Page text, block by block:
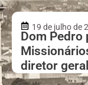
19 de julho de
Dom Pedro
diretor